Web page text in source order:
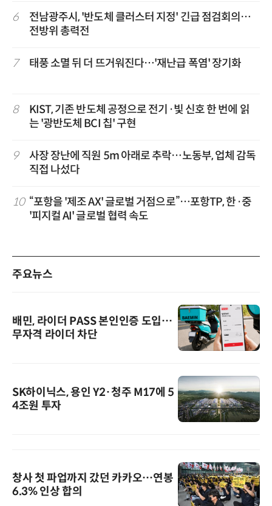
6
전남광주시, '반도체 클러스터 지정' 긴급 점검회의…
전방위 총력전
7 태풍 소멸 뒤 더 뜨거워진다…'재난급 폭염' 장기화
8
KIST, 기존 반도체 공정으로 전기·빛 신호 한 번에 읽
는 '광반도체 BCI 칩' 구현
9
사장 장난에 직원 5m 아래로 추락…노동부, 업체 감독
직접 나섰다
10 “포항을 '제조 AX' 글로벌 거점으로”…포항TP, 한·중
'피지컬 AI' 글로벌 협력 속도
주요뉴스
배민, 라이더 PASS 본인인증 도입…
무자격 라이더 차단
SK하이닉스, 용인 Y2·청주 M17에 5
4조원 투자
창사 첫 파업까지 갔던 카카오…연봉
6.3% 인상 합의